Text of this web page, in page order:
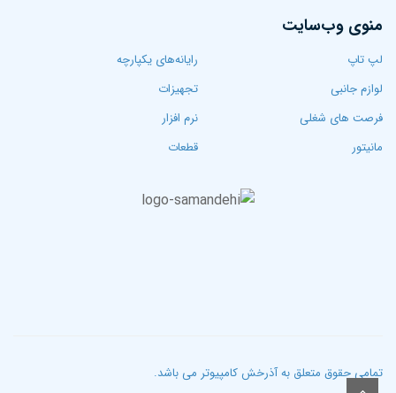
منوی وب‌سایت
لپ تاپ‌
رایانه‌های یکپارچه
لوازم جانبی
تجهیزات
فرصت های شغلی
نرم افزار
مانیتور
قطعات
تمامی حقوق متعلق به آذرخش کامپیوتر می باشد.